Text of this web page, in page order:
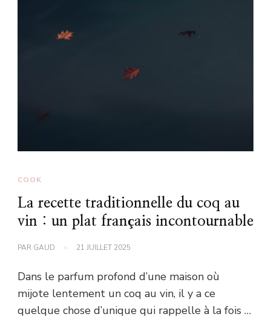
COOK
La recette traditionnelle du coq au
vin : un plat français incontournable
PAR GAUD 21 JUILLET 2025
Dans le parfum profond d’une maison où
mijote lentement un coq au vin, il y a ce
quelque chose d’unique qui rappelle à la fois …